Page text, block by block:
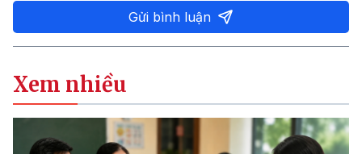
Gửi bình luận
Xem nhiều